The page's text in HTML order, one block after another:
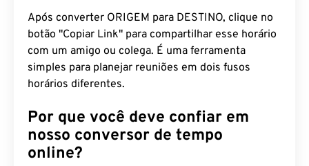
Após converter ORIGEM para DESTINO, clique no
botão "Copiar Link" para compartilhar esse horário
com um amigo ou colega. É uma ferramenta
simples para planejar reuniões em dois fusos
horários diferentes.
Por que você deve confiar em
nosso conversor de tempo
online?